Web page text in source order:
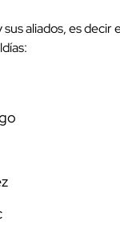
aliados, es decir